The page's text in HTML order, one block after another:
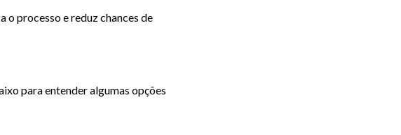
o processo e reduz chances de
para entender algumas opções